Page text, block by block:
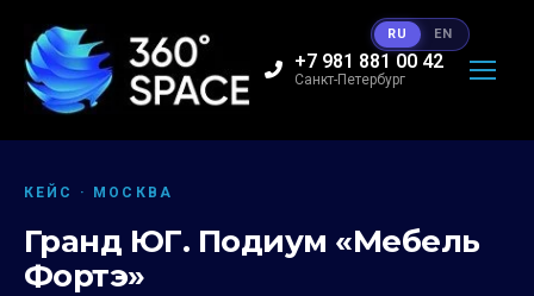
+7 981 881 00 42
Санкт-Петербург
КЕЙС · МОСКВА
Гранд ЮГ. Подиум «Мебель
Фортэ»
RU EN